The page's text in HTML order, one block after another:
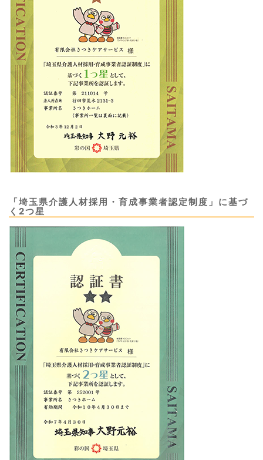
「埼玉県介護人材採用・育成事業者認定制度」に基づ
く2つ星